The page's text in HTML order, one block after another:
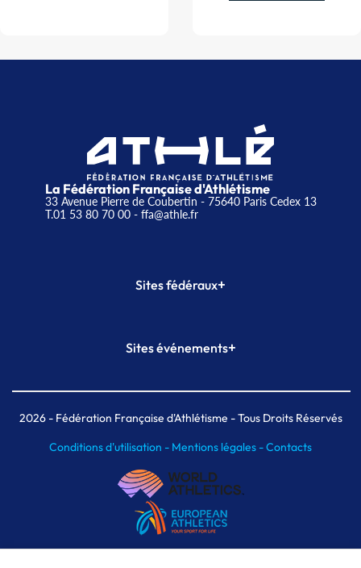
La Fédération Française d'Athlétisme
33 Avenue Pierre de Coubertin - 75640 Paris Cedex 13
T.01 53 80 70 00- ffa@athle.fr
Sites fédéraux+
Plateforme Formation
Sites événements+
Meeting de Paris indoor
MAIF Ekiden de Paris
2026- Fédération Française d'Athlétisme - Tous Droits Réservés
Conditions d'utilisation - Mentions légales -Contacts